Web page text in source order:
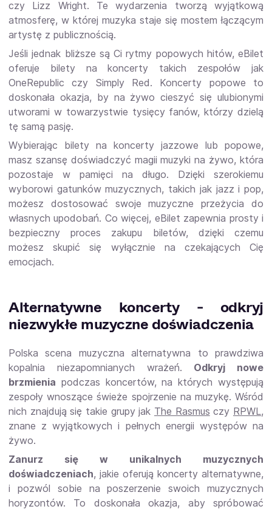
czy Lizz Wright. Te wydarzenia tworzą wyjątkową
atmosferę, w której muzyka staje się mostem łączącym
artystę z publicznością.
Jeśli jednak bliższe są Ci rytmy popowych hitów, eBilet
oferuje bilety na koncerty takich zespołów jak
OneRepublic czy Simply Red. Koncerty popowe to
doskonała okazja, by na żywo cieszyć się ulubionymi
utworami w towarzystwie tysięcy fanów, którzy dzielą
tę samą pasję.
Wybierając bilety na koncerty jazzowe lub popowe,
masz szansę doświadczyć magii muzyki na żywo, która
pozostaje w pamięci na długo. Dzięki szerokiemu
wyborowi gatunków muzycznych, takich jak jazz i pop,
możesz dostosować swoje muzyczne przeżycia do
własnych upodobań. Co więcej, eBilet zapewnia prosty i
bezpieczny proces zakupu biletów, dzięki czemu
możesz skupić się wyłącznie na czekających Cię
emocjach.
Alternatywne koncerty - odkryj
niezwykłe muzyczne doświadczenia
Polska scena muzyczna alternatywna to prawdziwa
kopalnia niezapomnianych wrażeń. Odkryj nowe
brzmienia podczas koncertów, na których występują
zespoły wnoszące świeże spojrzenie na muzykę. Wśród
nich znajdują się takie grupy jak The Rasmus czy RPWL,
znane z wyjątkowych i pełnych energii występów na
żywo.
Zanurz się w unikalnych muzycznych
doświadczeniach, jakie oferują koncerty alternatywne,
i pozwól sobie na poszerzenie swoich muzycznych
horyzontów. To doskonała okazja, aby spróbować